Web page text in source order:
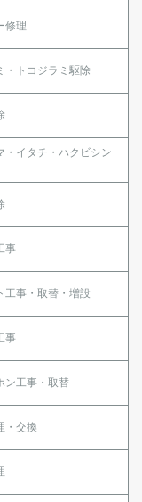
修理
・トコジラミ駆除
・イタチ・ハクビシン
事
工事・取替・増設
事
ン工事・取替
・交換